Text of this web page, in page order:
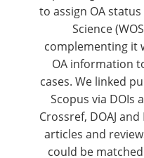
to assign OA
Science
complementing it
OA information
cases. We linked
Scopus via DOIs
Crossref, DOAJ
articles and
could be